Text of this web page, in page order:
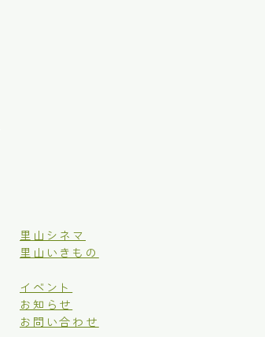
里山シネマ
里山いきもの
イベント
お知らせ
お問い合わせ